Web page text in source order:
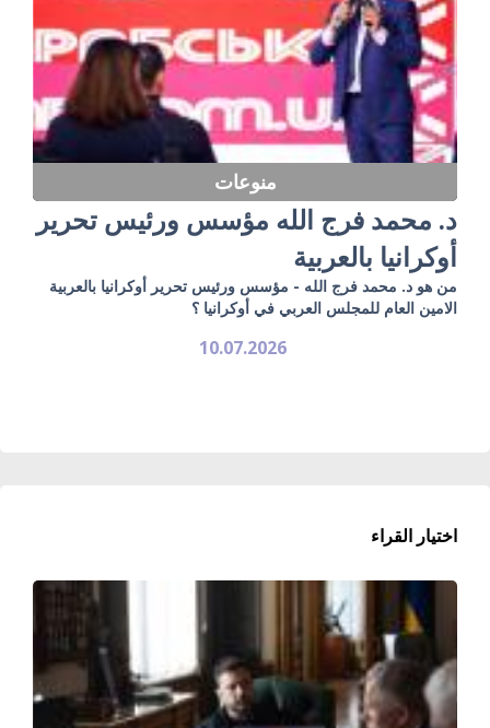
منوعات
د. محمد فرج الله مؤسس ورئيس تحرير
أوكرانيا بالعربية
من هو د. محمد فرج الله - مؤسس ورئيس تحرير أوكرانيا بالعربية
الامين العام للمجلس العربي في أوكرانيا ؟
10.07.2026
اختيار القراء